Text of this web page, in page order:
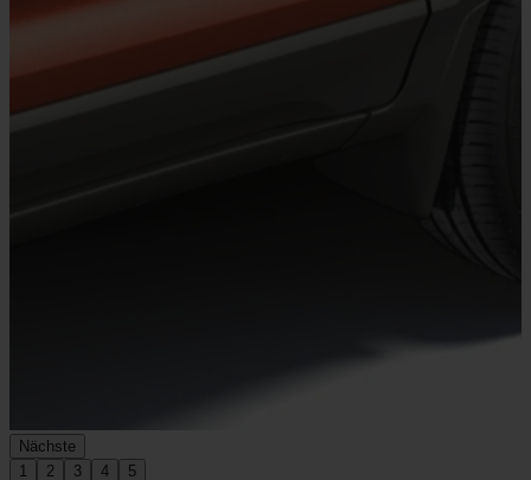
Nächste
1
2 3 4
5